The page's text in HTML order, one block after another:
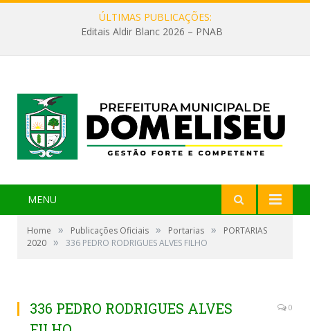
ÚLTIMAS PUBLICAÇÕES:
Editais Aldir Blanc 2026 – PNAB
MENU
Home » Publicações Oficiais » Portarias »
PORTARIAS
2020 » 336 PEDRO RODRIGUES ALVES FILHO
336 PEDRO RODRIGUES ALVES
0